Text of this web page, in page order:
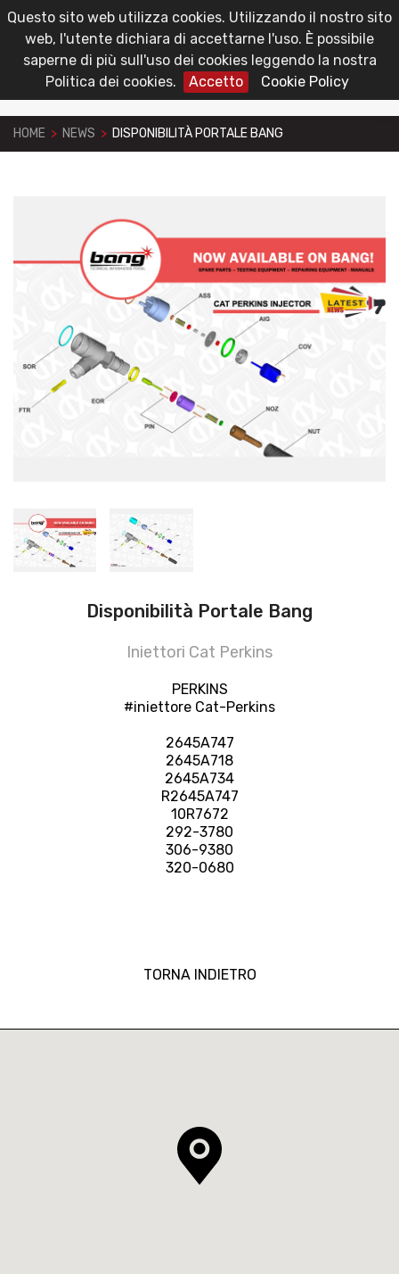
Questo sito web utilizza cookies. Utilizzando il nostro sito
web, l'utente dichiara di accettarne l'uso. È possibile
saperne di più sull'uso dei cookies leggendo la nostra
Politica dei cookies.
Accetto Cookie Policy
Area Riservata
HOME > NEWS > DISPONIBILITÀ PORTALE BANG
Disponibilità Portale Bang
Iniettori Cat Perkins
PERKINS
#iniettore Cat-Perkins
2645A747
2645A718
2645A734
R2645A747
10R7672
292-3780
306-9380
320-0680
TORNA INDIETRO